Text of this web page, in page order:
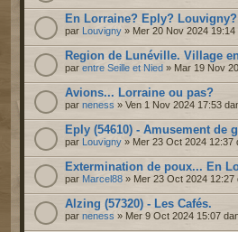
En Lorraine? Eply?
par Louvigny » Mer 20 Nov 2024 19:14
Region de Lunéville. Village
par entre Seille et Nied » Mar 19 Nov
Avions... Lorraine ou pas?
par neness » Ven 1 Nov 2024 17:53
Eply (54610) - Amusement de
par Louvigny » Mer 23 Oct 2024 12:37
Extermination de poux... En
par Marcel88 » Mer 23 Oct 2024 12:27
Alzing (57320) - Les Cafés.
par neness » Mer 9 Oct 2024 15:07